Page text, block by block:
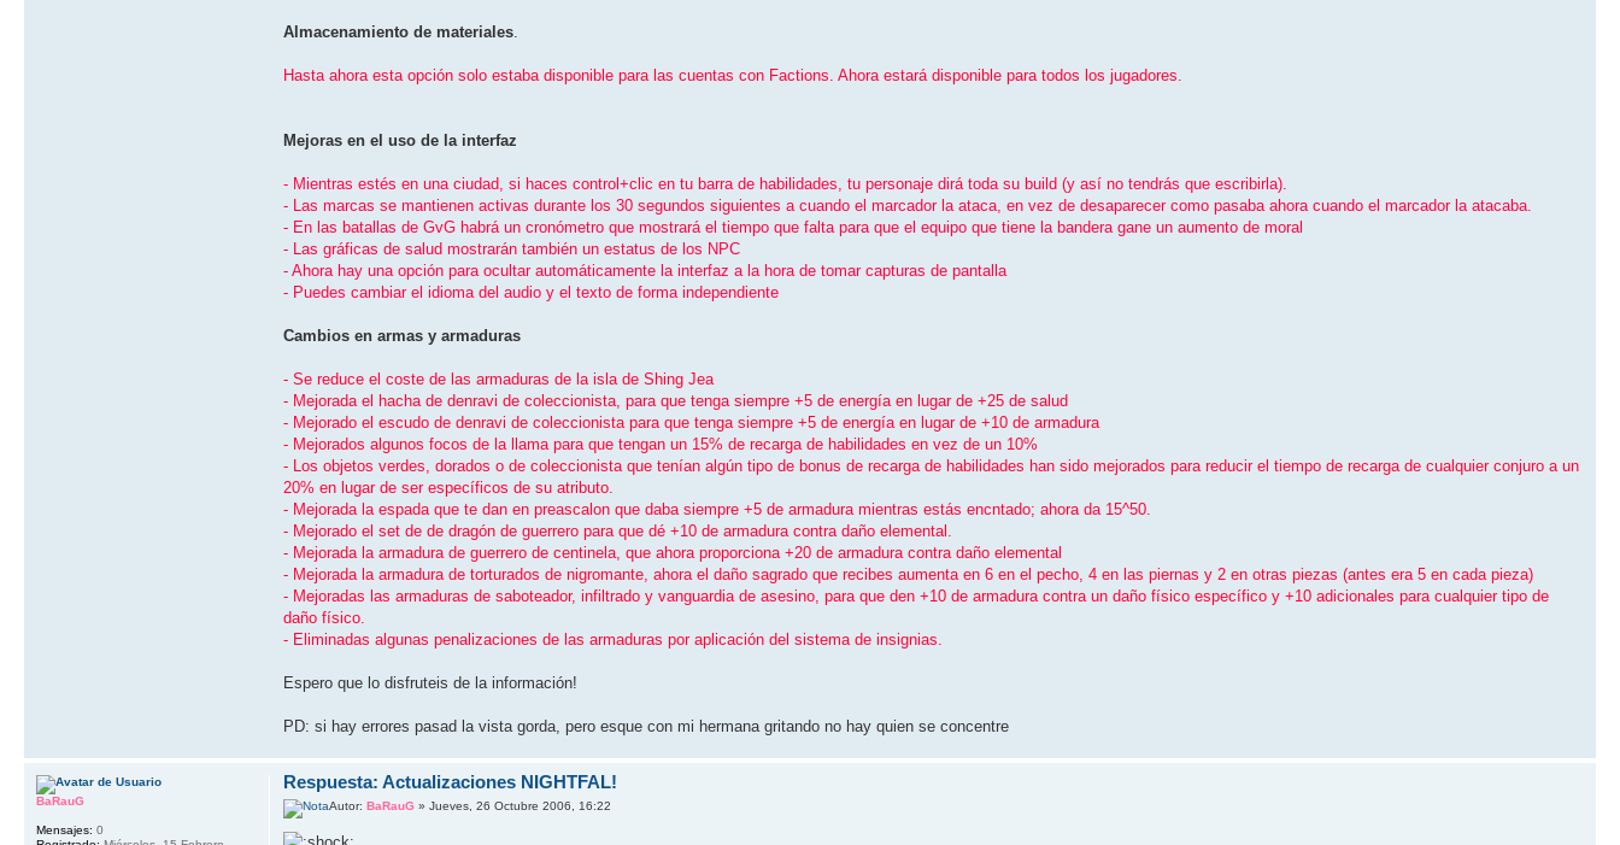
Almacenamiento de materiales.
Hasta ahora esta opción solo estaba disponible para las cuentas con Factions. Ahora estará disponible para todos los jugadores.
Mejoras en el uso de la interfaz
- Mientras estés en una ciudad, si haces control+clic en tu barra de habilidades, tu personaje dirá toda su build (y así­ no tendrás que escribirla).
- Las marcas se mantienen activas durante los 30 segundos siguientes a cuando el marcador la ataca, en vez de desaparecer como pasaba ahora cuando el marcador la atacaba.
- En las batallas de GvG habrá un cronómetro que mostrará el tiempo que falta para que el equipo que tiene la bandera gane un aumento de moral
- Las gráficas de salud mostrarán también un estatus de los NPC
- Ahora hay una opción para ocultar automáticamente la interfaz a la hora de tomar capturas de pantalla
- Puedes cambiar el idioma del audio y el texto de forma independiente
Cambios en armas y armaduras
- Se reduce el coste de las armaduras de la isla de Shing Jea
- Mejorada el hacha de denravi de coleccionista, para que tenga siempre +5 de energí­a en lugar de +25 de salud
- Mejorado el escudo de denravi de coleccionista para que tenga siempre +5 de energí­a en lugar de +10 de armadura
- Mejorados algunos focos de la llama para que tengan un 15% de recarga de habilidades en vez de un 10%
- Los objetos verdes, dorados o de coleccionista que tení­an algún tipo de bonus de recarga de habilidades han sido mejorados para reducir el tiempo de recarga de cualquier conjuro a un
20% en lugar de ser especí­ficos de su atributo.
- Mejorada la espada que te dan en preascalon que daba siempre +5 de armadura mientras estás encntado; ahora da 15^50.
- Mejorado el set de de dragón de guerrero para que dé +10 de armadura contra daño elemental.
- Mejorada la armadura de guerrero de centinela, que ahora proporciona +20 de armadura contra daño elemental
- Mejorada la armadura de torturados de nigromante, ahora el daño sagrado que recibes aumenta en 6 en el pecho, 4 en las piernas y 2 en otras piezas (antes era 5 en cada pieza)
- Mejoradas las armaduras de saboteador, infiltrado y vanguardia de asesino, para que den +10 de armadura contra un daño fí­sico especí­fico y +10 adicionales para cualquier tipo de
daño fí­sico.
- Eliminadas algunas penalizaciones de las armaduras por aplicación del sistema de insignias.
Espero que lo disfruteis de la información!
PD: si hay errores pasad la vista gorda, pero esque con mi hermana gritando no hay quien se concentre
Respuesta: Actualizaciones NIGHTFAL!
Autor:BaRauG » Jueves, 26 Octubre 2006, 16:22
BaRauG
Mensajes: 0